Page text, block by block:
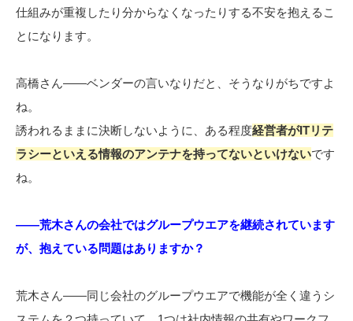
仕組みが重複したり分からなくなったりする不安を抱えるこ
とになります。
高橋さん――ベンダーの言いなりだと、そうなりがちですよ
ね。
誘われるままに決断しないように、ある程度経営者がITリテ
ラシーといえる情報のアンテナを持ってないといけないです
ね。
――荒木さんの会社ではグループウエアを継続されています
が、抱えている問題はありますか？
荒木さん――同じ会社のグループウエアで機能が全く違うシ